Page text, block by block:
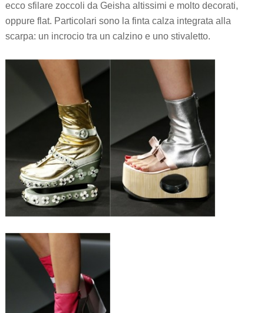
ecco sfilare zoccoli da Geisha altissimi e molto decorati,
oppure flat. Particolari sono la finta calza integrata alla
scarpa: un incrocio tra un calzino e uno stivaletto.